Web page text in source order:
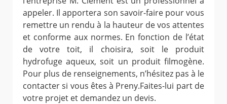
appeler. Il apportera son savoir-faire pour vous
remettre un rendu à la hauteur de vos attentes
et conforme aux normes. En fonction de l’état
de votre toit, il choisira, soit le produit
hydrofuge aqueux, soit un produit filmogène.
Pour plus de renseignements, n’hésitez pas à le
contacter si vous êtes à Preny.Faites-lui part de
votre projet et demandez un devis.